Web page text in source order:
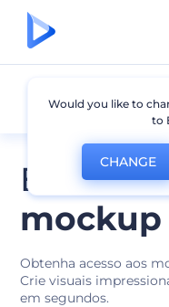
Edite o
Obtenha acesso aos
Crie visuais
em segundos.
Designs de
Would you like to
to
CHANGE